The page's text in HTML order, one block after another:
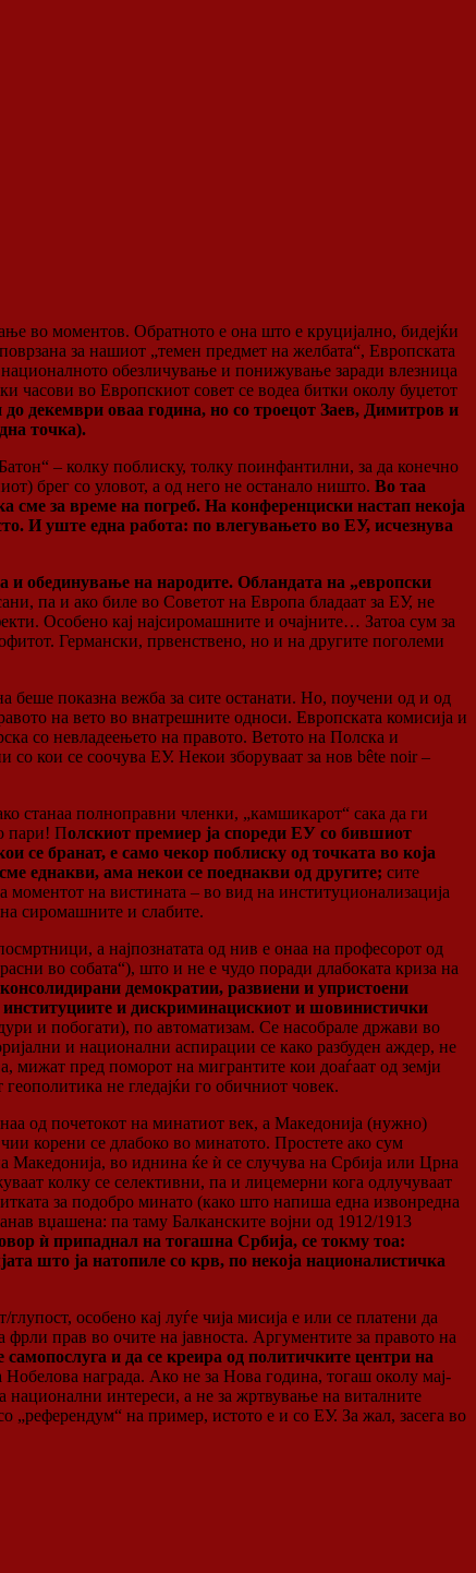
во моментов. Обратното е она што е круцијално, бидејќи
за нашиот „темен предмет на желбата“, Европската
обезличување и понижување заради влезница
часови во Европскиот совет се водеа битки околу буџетот
декември оваа година, но со троецот Заев, Димитров и
точка).
– колку поблиску, толку поинфантилни, за да конечно
брег со уловот, а од него не останало ништо. Во таа
сме за време на погреб. На конференциски настап некоја
И уште една работа: по влегувањето во ЕУ, исчезнува
и обединување на народите. Обландата на „европски
па и ако биле во Советот на Европа бладаат за ЕУ, не
Особено кај најсиромашните и очајните… Затоа сум за
Германски, првенствено, но и на другите поголеми
беше показна вежба за сите останати. Но, поучени од и од
на вето во внатрешните односи. Европската комисија и
со невладеењето на правото. Ветото на Полска и
со кои се соочува ЕУ. Некои зборуваат за нов bête noir –
станаа полноправни членки, „камшикарот“ сака да ги
пари! Полскиот премиер ја спореди ЕУ со бившиот
се бранат, е само чекор поблиску од точката во која
еднакви, ама некои се поеднакви од другите; сите
на вистината – во вид на институционализација
сиромашните и слабите.
а најпознатата од нив е онаа на професорот од
во собата“), што и не е чудо поради длабоката криза на
демократии, развиени и упристоени
и дискриминацискиот и шовинистички
и побогати), по автоматизам. Се насобрале држави во
и национални аспирации се како разбуден аждер, не
пред поморот на мигрантите кои доаѓаат од земји
не гледајќи го обичниот човек.
од почетокот на минатиот век, а Македонија (нужно)
корени се длабоко во минатото. Простете ако сум
Македонија, во иднина ќе ѝ се случува на Србија или Црна
колку се селективни, па и лицемерни кога одлучуваат
за подобро минато (како што напиша една извонредна
вџашена: па таму Балканските војни од 1912/1913
ѝ припаднал на тогашна Србија, се токму тоа:
што ја натопиле со крв, по некоја националистичка
особено кај луѓе чија мисија е или се платени да
прав во очите на јавноста. Аргументите за правото на
и да се креира од политичките центри на
награда. Ако не за Нова година, тогаш околу мај-
интереси, а не за жртвување на виталните
„референдум“ на пример, истото е и со ЕУ. За жал, засега во